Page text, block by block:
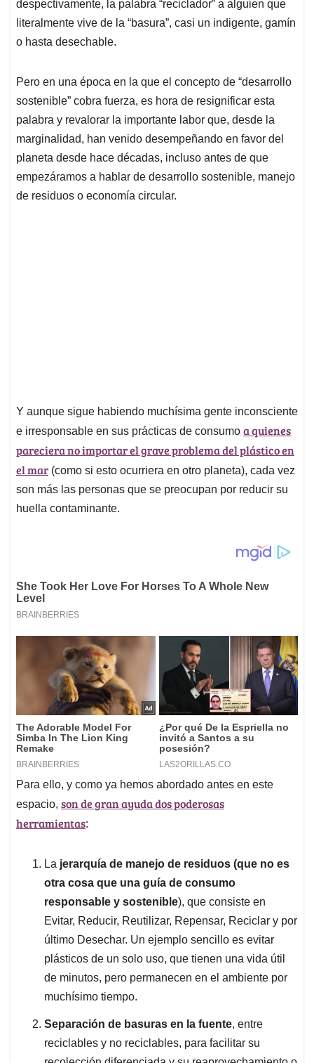
A
p
p
o
o
k
d
I
n
d
s
despectivamente, la palabra “reciclador” a alguien que
literalmente vive de la “basura”, casi un indigente, gamín
o hasta desechable.
Pero en una época en la que el concepto de “desarrollo
sostenible” cobra fuerza, es hora de resignificar esta
palabra y revalorar la importante labor que, desde la
marginalidad, han venido desempeñando en favor del
planeta desde hace décadas, incluso antes de que
empezáramos a hablar de desarrollo sostenible, manejo
de residuos o economía circular.
Y aunque sigue habiendo muchísima gente inconsciente
e irresponsable en sus prácticas de consumo a quienes
pareciera no importar el grave problema del plástico en
el mar (como si esto ocurriera en otro planeta), cada vez
son más las personas que se preocupan por reducir su
huella contaminante.
Para ello, y como ya hemos abordado antes en este
espacio, son de gran ayuda dos poderosas
herramientas:
La jerarquía de manejo de residuos (que no es
otra cosa que una guía de consumo
responsable y sostenible), que consiste en
Evitar, Reducir, Reutilizar, Repensar, Reciclar y por
último Desechar. Un ejemplo sencillo es evitar
plásticos de un solo uso, que tienen una vida útil
de minutos, pero permanecen en el ambiente por
muchísimo tiempo.
Separación de basuras en la fuente, entre
reciclables y no reciclables, para facilitar su